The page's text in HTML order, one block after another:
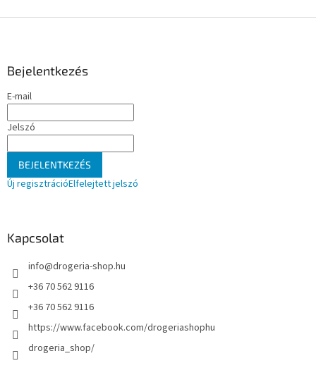
Bejelentkezés
E-mail
Jelszó
BEJELENTKEZÉS
Új regisztrációElfelejtett jelszó
Kapcsolat
info@drogeria-shop.hu
+36 70 562 9116
+36 70 562 9116
https://www.facebook.com/drogeriashophu
drogeria_shop/